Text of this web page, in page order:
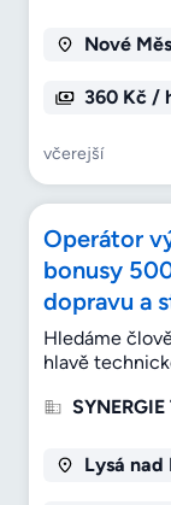
Nové
360 Kč /
včerejší
Operátor
bonusy
dopravu a
Hledáme
hlavě
Lysá nad